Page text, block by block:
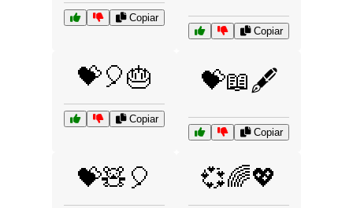
Copiar
Copiar
💝🎈🎂
Copiar
💝📖🖋️
Copiar
💝🧸🎈 💞🌈💖